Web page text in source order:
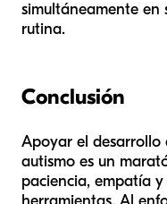
simultáneamente en
rutina.
Conclusión
Apoyar el desarrollo
autismo es un
paciencia, empatía